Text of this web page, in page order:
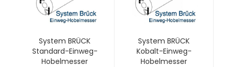
System BRÜCK
Standard-Einweg-
Hobelmesser
System BRÜCK
Kobalt-Einweg-
Hobelmesser